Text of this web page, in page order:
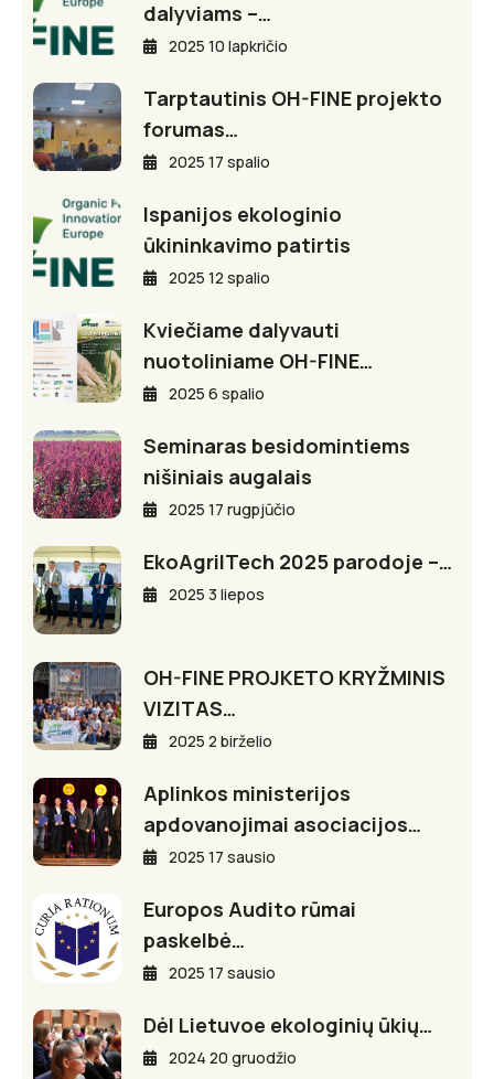
dalyviams –…
2025 10 lapkričio
Tarptautinis OH-FINE projekto
forumas…
2025 17 spalio
Ispanijos ekologinio
ūkininkavimo patirtis
2025 12 spalio
Kviečiame dalyvauti
nuotoliniame OH-FINE…
2025 6 spalio
Seminaras besidomintiems
nišiniais augalais
2025 17 rugpjūčio
EkoAgriITech 2025 parodoje –…
2025 3 liepos
OH-FINE PROJKETO KRYŽMINIS
VIZITAS…
2025 2 birželio
Aplinkos ministerijos
apdovanojimai asociacijos…
2025 17 sausio
Europos Audito rūmai
paskelbė…
2025 17 sausio
Dėl Lietuvoe ekologinių ūkių…
2024 20 gruodžio